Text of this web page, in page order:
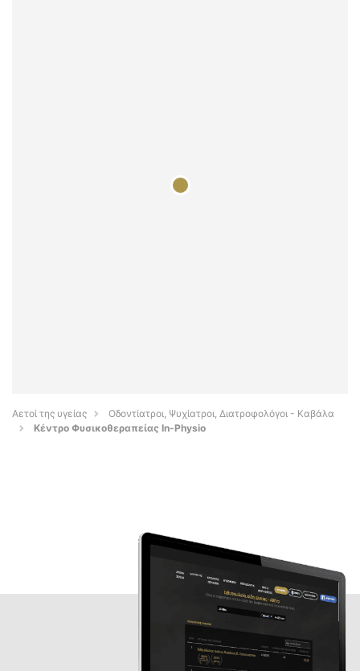
Αετοί της υγείας
Οδοντίατροι, Ψυχίατροι, Διατροφολόγοι - Καβάλα
Κέντρο Φυσικοθεραπείας In-Physio